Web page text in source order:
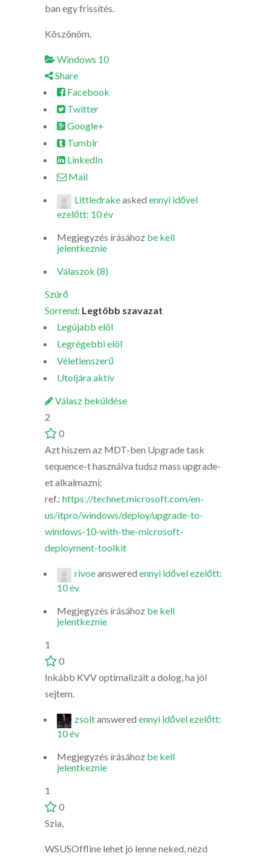
ban egy frissítés.
Köszönöm.
Windows 10
Share
Facebook
Twitter
Google+
Tumblr
LinkedIn
Mail
Littledrakeasked ennyi idővel
ezelőtt: 10 év
Megjegyzés írásához be kell
jelentkeznie
Válaszok (8)
Szürő
Sorrend: Legtöbb szavazat
Legújabb elöl
Legrégebbi elöl
Véletlenszerű
Utoljára aktív
Válasz beküldése
2
0
Azt hiszem az MDT-ben Upgrade task
sequence-t használva tudsz mass upgrade-
et alkalmazni:
ref.: https://technet.microsoft.com/en-
us/itpro/windows/deploy/upgrade-to-
windows-10-with-the-microsoft-
deployment-toolkit
rivoeanswered ennyi idővel ezelőtt:
10 év
Megjegyzés írásához be kell
jelentkeznie
1
0
Inkább KVV optimalizált a dolog, ha jól
sejtem.
zsoltanswered ennyi idővel ezelőtt:
10 év
Megjegyzés írásához be kell
jelentkeznie
1
0
Szia,
WSUSOffline lehet jó lenne neked, nézd